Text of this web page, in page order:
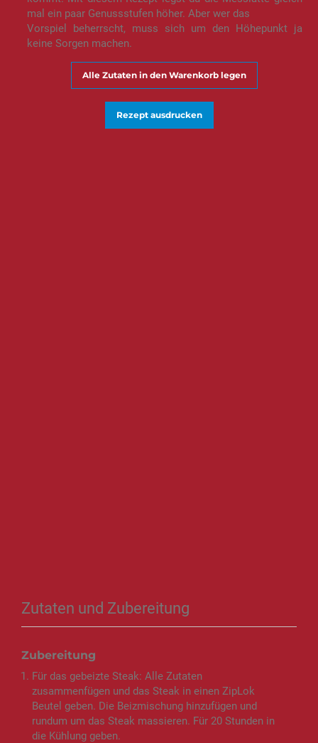
mal ein paar Genussstufen höher. Aber wer das
Vorspiel beherrscht, muss sich um den Höhepunkt ja
keine Sorgen machen.
Alle Zutaten in den Warenkorb legen
Rezept ausdrucken
Zutaten und Zubereitung
Zubereitung
Für das gebeizte Steak: Alle Zutaten
zusammenfügen und das Steak in einen ZipLok
Beutel geben. Die Beizmischung hinzufügen und
rundum um das Steak massieren. Für 20 Stunden in
die Kühlung geben.